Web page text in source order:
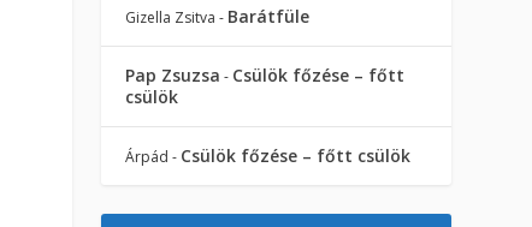
Gizella Zsitva - Barátfüle
Pap Zsuzsa - Csülök főzése – főtt
csülök
Árpád - Csülök főzése – főtt csülök